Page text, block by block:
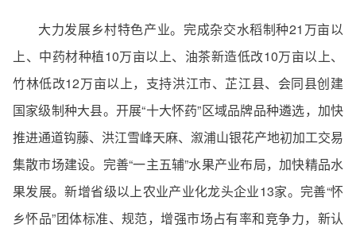
大力发展乡村特色产业。完成杂交水稻制种21万亩以
上、中药材种植10万亩以上、油茶新造低改10万亩以上、
竹林低改12万亩以上，支持洪江市、芷江县、会同县创建
国家级制种大县。开展“十大怀药”区域品牌品种遴选，加快
推进通道钩藤、洪江雪峰天麻、溆浦山银花产地初加工交易
集散市场建设。完善“一主五辅”水果产业布局，加快精品水
果发展。新增省级以上农业产业化龙头企业13家。完善“怀
乡怀品”团体标准、规范，增强市场占有率和竞争力，新认